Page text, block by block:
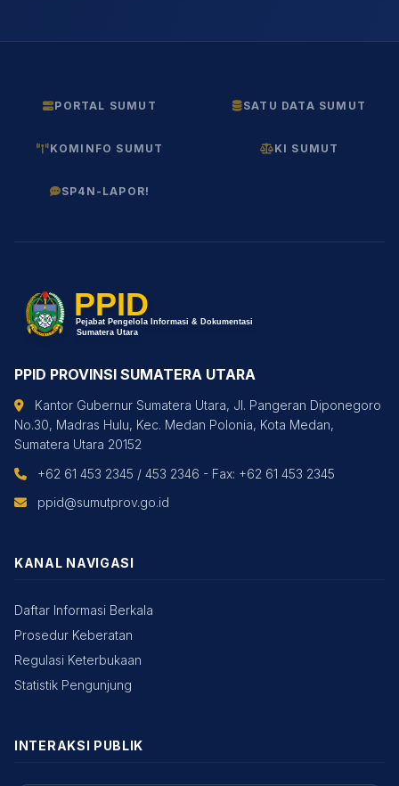
PORTAL SUMUT SATU DATA SUMUT
KOMINFO SUMUT KI SUMUT
SP4N-LAPOR!
PPID PROVINSI SUMATERA UTARA
Kantor Gubernur Sumatera Utara, Jl. Pangeran Diponegoro
No.30, Madras Hulu, Kec. Medan Polonia, Kota Medan,
Sumatera Utara 20152
+62 61 453 2345 / 453 2346 - Fax: +62 61 453 2345
ppid@sumutprov.go.id
KANAL NAVIGASI
Daftar Informasi Berkala
Prosedur Keberatan
Regulasi Keterbukaan
Statistik Pengunjung
INTERAKSI PUBLIK